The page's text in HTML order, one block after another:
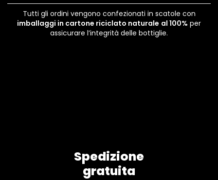
Tutti gli ordini vengono confezionati in scatole con
imballaggi in cartone riciclato naturale al 100% per
assicurare l’integrità delle bottiglie.
Spedizione
gratuita